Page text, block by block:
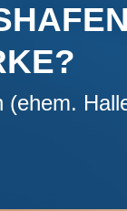
(ehem.